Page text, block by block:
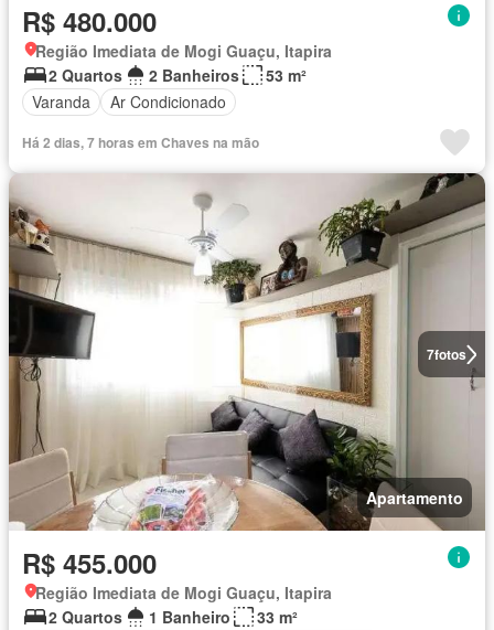
R$ 480.000
Região Imediata de Mogi Guaçu, Itapira
2 Quartos
2 Banheiros
53 m²
Varanda
Ar Condicionado
Há 2 dias, 7 horas em Chaves na mão
7fotos
Apartamento
R$ 455.000
Região Imediata de Mogi Guaçu, Itapira
2 Quartos
1 Banheiro
33 m²